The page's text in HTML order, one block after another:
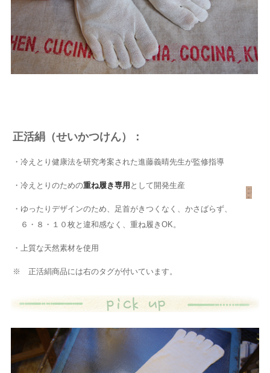
正活絹（せいかつけん）：
・冷えとり健康法を研究考案された進藤義晴先生が監修指導
・冷えとりのための重ね履き専用 として開発生産
・ゆったりデザインのため、足首がきつくなく、かさばらず、
６・８・１０枚と違和感なく、重ね履きOK。
・上質な天然素材を使用
※ 正活絹商品には右のタグが付いています。